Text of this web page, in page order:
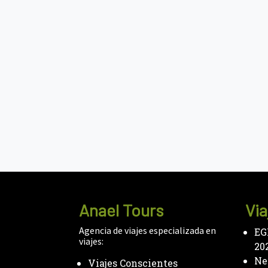
Anael Tours
Agencia de viajes especializada en
viajes:
Viajes Conscientes